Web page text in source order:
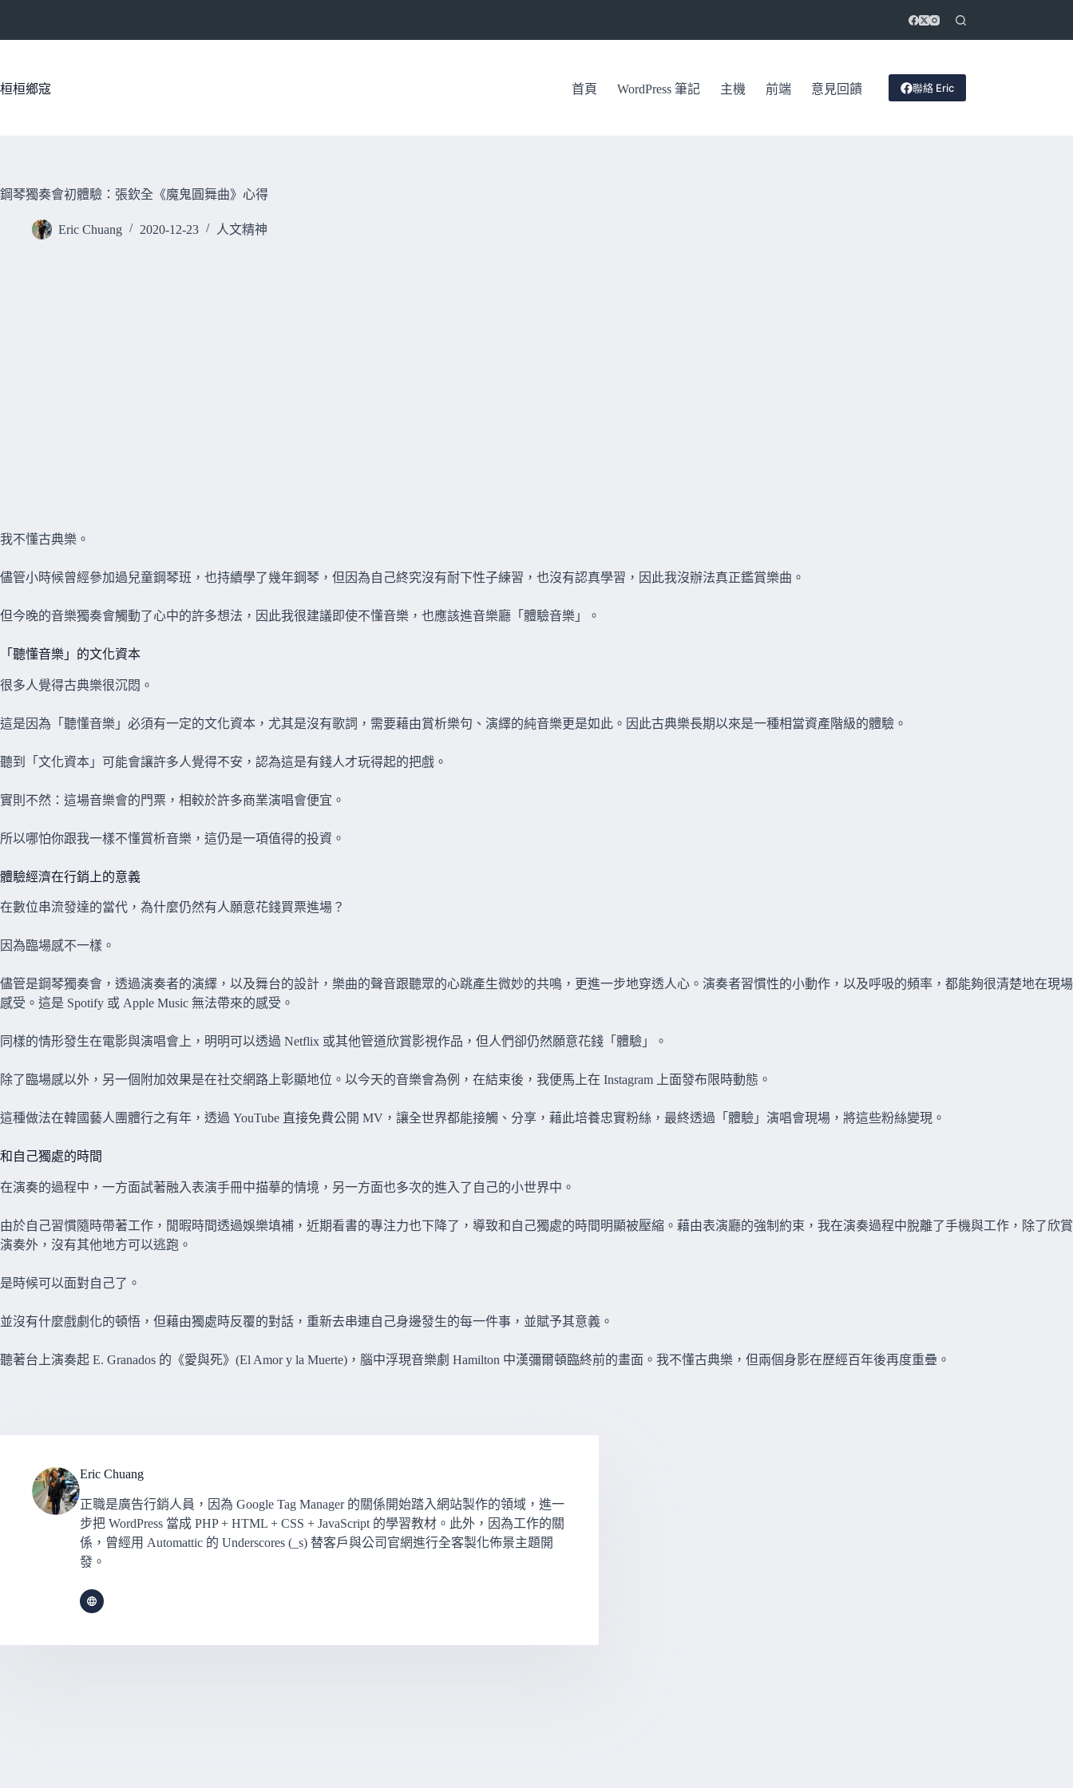
內
桓桓鄉寇 首頁 WordPress 筆記 主機 前端 意見回饋 聯絡 Eric
鋼琴獨奏會初體驗：張欽全《魔鬼圓舞曲》心得
Eric Chuang 2020-12-23 人文精神
我不懂古典樂。
儘管小時候曾經參加過兒童鋼琴班，也持續學了幾年鋼琴，但因為自己終究沒有耐下性子練習，也沒有認真學習，因此我沒辦法真正鑑賞樂曲。
但今晚的音樂獨奏會觸動了心中的許多想法，因此我很建議即使不懂音樂，也應該進音樂廳「體驗音樂」。
「聽懂音樂」的文化資本
很多人覺得古典樂很沉悶。
這是因為「聽懂音樂」必須有一定的文化資本，尤其是沒有歌詞，需要藉由賞析樂句、演繹的純音樂更是如此。因此古典樂長期以來是一種相當資產階級的體驗。
聽到「文化資本」可能會讓許多人覺得不安，認為這是有錢人才玩得起的把戲。
實則不然：這場音樂會的門票，相較於許多商業演唱會便宜。
所以哪怕你跟我一樣不懂賞析音樂，這仍是一項值得的投資。
體驗經濟在行銷上的意義
在數位串流發達的當代，為什麼仍然有人願意花錢買票進場？
因為臨場感不一樣。
儘管是鋼琴獨奏會，透過演奏者的演繹，以及舞台的設計，樂曲的聲音跟聽眾的心跳產生微妙的共鳴，更進一步地穿透人心。演奏者習慣性的小動作，以及呼吸的頻率，都能夠很清楚地在現場
感受。這是 Spotify 或 Apple Music 無法帶來的感受。
同樣的情形發生在電影與演唱會上，明明可以透過 Netflix 或其他管道欣賞影視作品，但人們卻仍然願意花錢「體驗」。
除了臨場感以外，另一個附加效果是在社交網路上彰顯地位。以今天的音樂會為例，在結束後，我便馬上在 Instagram 上面發布限時動態。
這種做法在韓國藝人團體行之有年，透過 YouTube 直接免費公開 MV，讓全世界都能接觸、分享，藉此培養忠實粉絲，最終透過「體驗」演唱會現場，將這些粉絲變現。
和自己獨處的時間
在演奏的過程中，一方面試著融入表演手冊中描摹的情境，另一方面也多次的進入了自己的小世界中。
由於自己習慣隨時帶著工作，閒暇時間透過娛樂填補，近期看書的專注力也下降了，導致和自己獨處的時間明顯被壓縮。藉由表演廳的強制約束，我在演奏過程中脫離了手機與工作，除了欣賞
演奏外，沒有其他地方可以逃跑。
是時候可以面對自己了。
並沒有什麼戲劇化的頓悟，但藉由獨處時反覆的對話，重新去串連自己身邊發生的每一件事，並賦予其意義。
聽著台上演奏起 E. Granados 的《愛與死》(El Amor y la Muerte)，腦中浮現音樂劇 Hamilton 中漢彌爾頓臨終前的畫面。我不懂古典樂，但兩個身影在歷經百年後再度重疊。
Eric Chuang
正職是廣告行銷人員，因為 Google Tag Manager 的關係開始踏入網站製作的領域，進一
步把 WordPress 當成 PHP + HTML + CSS + JavaScript 的學習教材。此外，因為工作的關
係，曾經用 Automattic 的 Underscores (_s) 替客戶與公司官網進行全客製化佈景主題開
發。